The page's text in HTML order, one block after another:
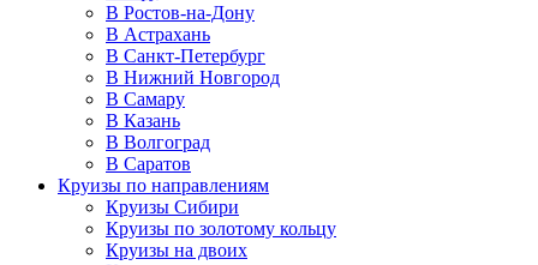
В Ростов-на-Дону
В Астрахань
В Санкт-Петербург
В Нижний Новгород
В Самару
В Казань
В Волгоград
В Саратов
Круизы по направлениям
Круизы Сибири
Круизы по золотому кольцу
Круизы на двоих